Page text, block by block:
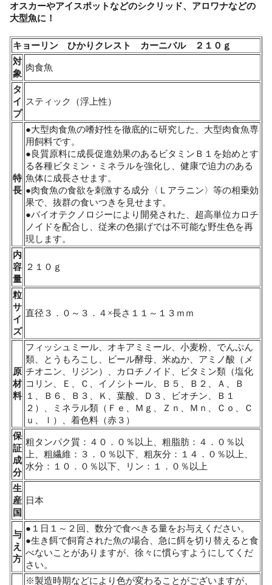
オスカーやアイスポットなどのシクリッド、アロワナなどの
大型魚に！
キョーリン ひかりクレスト カーニバル ２１０ｇ
対
象
肉食魚
タ
イ
プ
スティック（浮上性）
特
長
●大型肉食魚の嗜好性を徹底的に研究した、大型肉食魚専
用飼料です。
●良質原料に成長促進効果のあるビタミンＢ１を始めとす
る各種ビタミン・ミネラルを強化し、健康で迫力のある
魚体に成長させます。
●肉食魚の食欲を刺激する成分〈Ｌアラニン〉等の相乗効
果で、抜群の食いつきを見せます。
●バイオテクノロジーにより開発された、超高単位カロチ
ノイドを配合し、従来の色揚げでは不可能な野生色を再
現します。
内
容
量
２１０ｇ
粒
サ
イ
ズ
直径３．０～３．４×長さ１１～１３ｍｍ
原
材
料
フィッシュミール、オキアミミール、小麦粉、でんぷん
類、とうもろこし、ビール酵母、米ぬか、アミノ酸（メ
チオニン、リジン）、カロチノイド、ビタミン類（塩化
コリン、Ｅ、Ｃ、イノシトール、Ｂ５、Ｂ２、Ａ、Ｂ
１、Ｂ６、Ｂ３、Ｋ、葉酸、Ｄ３、ビオチン、Ｂ１
２）、ミネラル類（Ｆｅ、Ｍｇ、Ｚｎ、Ｍｎ、Ｃｏ、Ｃ
ｕ、ｌ）、着色料（赤３）
保
証
成
分
粗タンパク質：４０．０％以上、粗脂肪：４．０％以
上、粗繊維：３．０％以下、粗灰分：１４．０％以上、
水分：１０．０％以下、リン：１．０％以上
生
産
国
日本
与
え
方
●１日１～２回、数分で食べきる量をお与えください。
●生き餌で飼育された魚の場合、急に餌を切り替えると食
べないことがありますが、徐々に慣らすようにしてくだ
さい。
※製造時期などにより色が変わることがございますが、